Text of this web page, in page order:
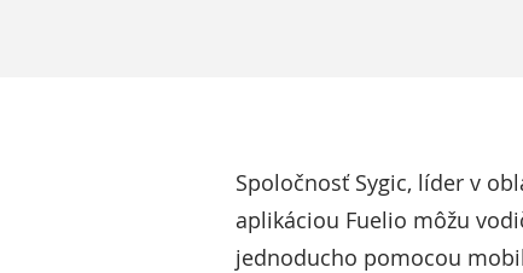
Spoločnosť Sygic, líder v
aplikáciou Fuelio môžu
jednoducho pomocou